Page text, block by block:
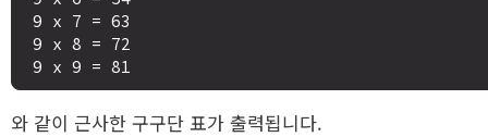
와 같이 근사한 구구단 표가 출력됩니다.